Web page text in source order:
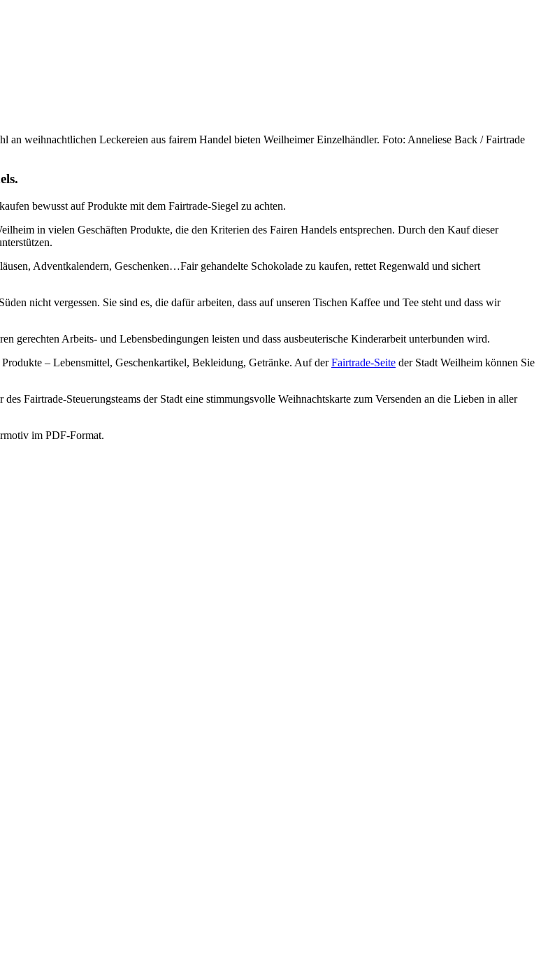
an weihnachtlichen Leckereien aus fairem Handel bieten Weilheimer Einzelhändler. Foto: Anneliese Back / Fairtrade
bewusst auf Produkte mit dem Fairtrade-Siegel zu achten.
in vielen Geschäften Produkte, die den Kriterien des Fairen Handels entsprechen. Durch den Kauf dieser
Adventkalendern, Geschenken…Fair gehandelte Schokolade zu kaufen, rettet Regenwald und sichert
nicht vergessen. Sie sind es, die dafür arbeiten, dass auf unseren Tischen Kaffee und Tee steht und dass wir
gerechten Arbeits- und Lebensbedingungen leisten und dass ausbeuterische Kinderarbeit unterbunden wird.
– Lebensmittel, Geschenkartikel, Bekleidung, Getränke. Auf derFairtrade-Seite der Stadt Weilheim können Sie
des Fairtrade-Steuerungsteams der Stadt eine stimmungsvolle Weihnachtskarte zum Versenden an die Lieben in aller
im PDF-Format.